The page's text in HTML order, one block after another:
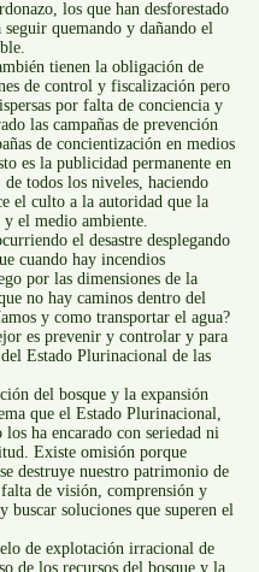
los que han desforestado
seguir quemando y dañando el
tienen la obligación de
de control y fiscalización pero
por falta de conciencia y
las campañas de prevención
de concientización en medios
es la publicidad permanente en
todos los niveles, haciendo
el culto a la autoridad que la
y el medio ambiente.
el desastre desplegando
cuando hay incendios
por las dimensiones de la
no hay caminos dentro del
y como transportar el agua?
es prevenir y controlar y para
Estado Plurinacional de las
del bosque y la expansión
que el Estado Plurinacional,
los ha encarado con seriedad ni
Existe omisión porque
destruye nuestro patrimonio de
de visión, comprensión y
buscar soluciones que superen el
de explotación irracional de
de los recursos del bosque y la